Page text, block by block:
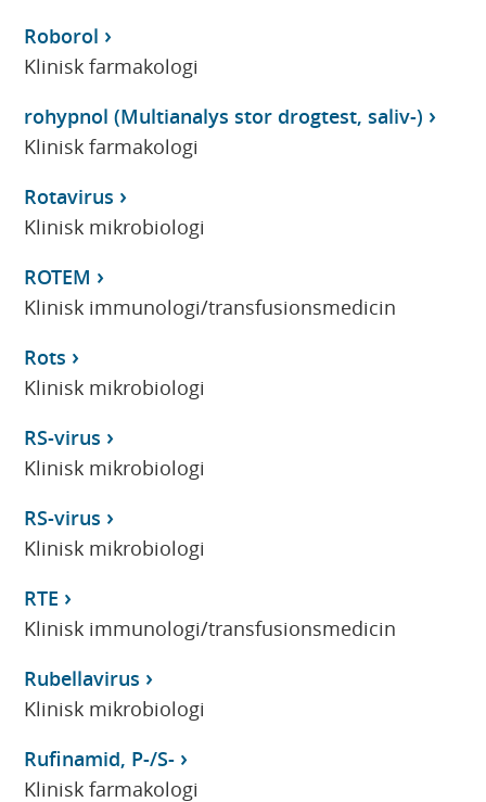
Roborol
Klinisk farmakologi
rohypnol (Multianalys stor drogtest, saliv-)
Klinisk farmakologi
Rotavirus
Klinisk mikrobiologi
ROTEM
Klinisk immunologi/transfusionsmedicin
Rots
Klinisk mikrobiologi
RS-virus
Klinisk mikrobiologi
RS-virus
Klinisk mikrobiologi
RTE
Klinisk immunologi/transfusionsmedicin
Rubellavirus
Klinisk mikrobiologi
Rufinamid, P-/S-
Klinisk farmakologi